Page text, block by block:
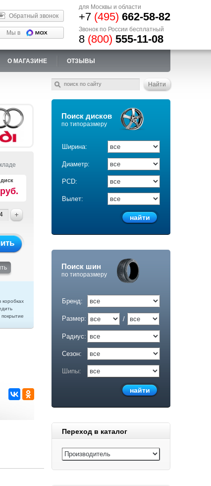
Обратный звонок
Мы в
для Москвы и области
+7 (495) 662-58-82
Звонок по России бесплатный
8 (800) 555-11-08
О МАГАЗИНЕ ОТЗЫВЫ
Поиск дисков
по типоразмеру
Ширина:
Диаметр:
PCD:
Вылет:
Поиск шин
по типоразмеру
Бренд:
Размер: /
Радиус:
Сезон:
Шипы:
Переход в каталог
диск
коробках
покрытие